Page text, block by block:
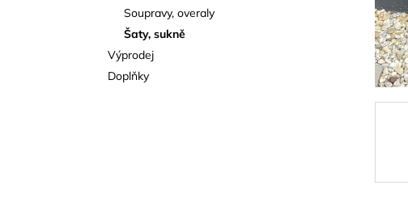
Soupravy, overaly
Šaty, sukně
Výprodej
Doplňky